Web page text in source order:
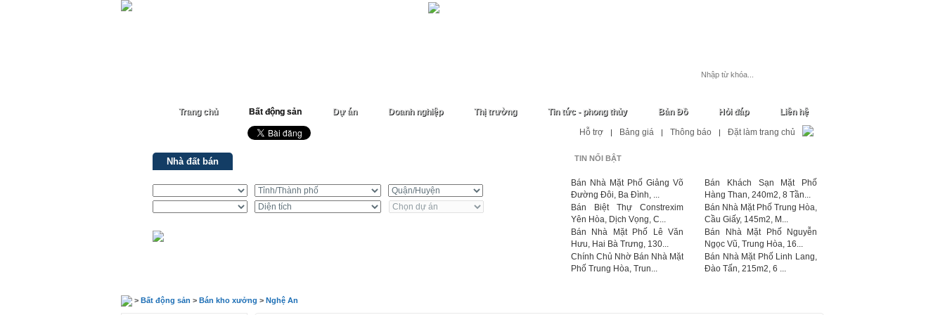
Trang chủ Bất động sản Dự án Doanh nghiệp Thị trường Tin tức - phong thủy Bản Đồ Hỏi đáp Liên hệ
Hỗ trợ | Bảng giá | Thông báo | Đặt làm trang chủ
Nhà đất bán TIN NỔI BẬT
Bán Nhà Mặt Phố Giảng Võ
Đường Đôi, Ba Đình, ...
Bán Biệt Thự Constrexim
Yên Hòa, Dịch Vọng, C...
Bán Nhà Mặt Phố Lê Văn
Hưu, Hai Bà Trưng, 130...
Chính Chủ Nhờ Bán Nhà Mặt
Phố Trung Hòa, Trun...
Bán Khách Sạn Mặt Phố
Hàng Than, 240m2, 8 Tần...
Bán Nhà Mặt Phố Trung Hòa,
Cầu Giấy, 145m2, M...
Bán Nhà Mặt Phố Nguyễn
Ngọc Vũ, Trung Hòa, 16...
Bán Nhà Mặt Phố Linh Lang,
Đào Tấn, 215m2, 6 ...
> Bất động sản > Bán kho xưởng > Nghệ An